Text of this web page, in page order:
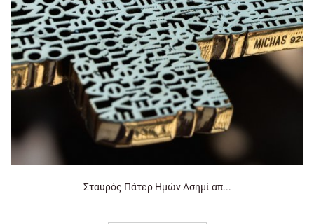
Σταυρός Πάτερ Ημών Ασημί απ...